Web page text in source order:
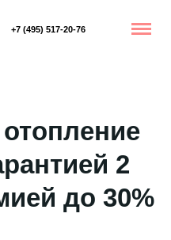
+7 (495) 517-20-76
2
до 30%